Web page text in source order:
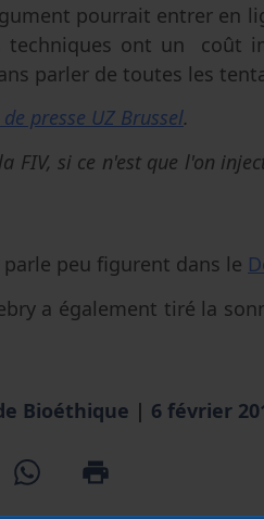
pourrait entrer en
techniques ont un coût
parler de toutes les
presse UZ Brussel.
FIV, si ce n'est que l'on
peu figurent dans le
a également tiré la
Bioéthique | 6 février